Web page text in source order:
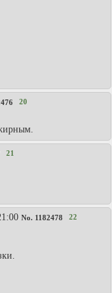
20
21
No. 1182478 22